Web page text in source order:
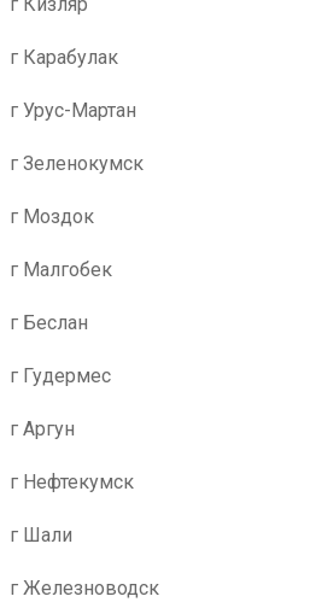
г Карабулак
г Урус-Мартан
г Зеленокумск
г Моздок
г Малгобек
г Беслан
г Гудермес
г Аргун
г Нефтекумск
г Шали
г Железноводск